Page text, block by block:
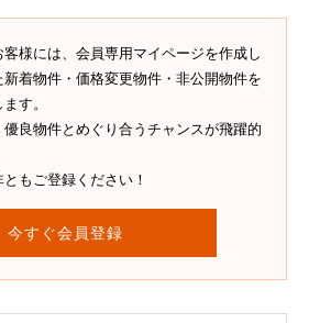
様には、会員専用マイページを作成し
着物件・価格変更物件・非公開物件を
す。
良物件とめぐり合うチャンスが飛躍的
もご登録ください！
今すぐ会員登録